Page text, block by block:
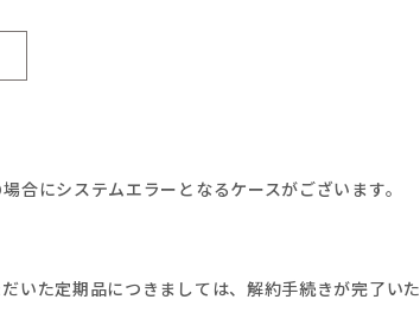
合にシステムエラーとなるケースがございます。
いた定期品につきましては、解約手続きが完了いた